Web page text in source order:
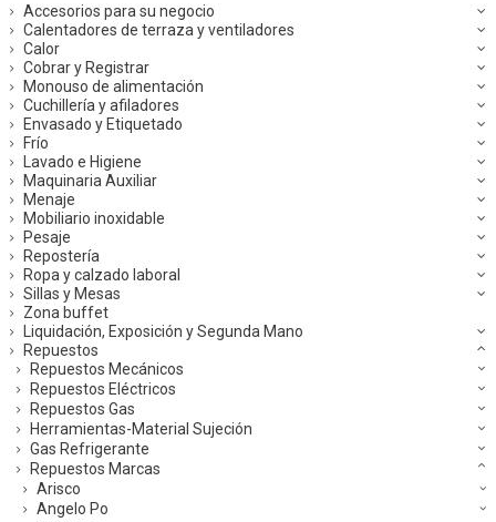
Accesorios para su negocio
Calentadores de terraza y ventiladores
Calor
Cobrar y Registrar
Monouso de alimentación
Cuchillería y afiladores
Envasado y Etiquetado
Frío
Lavado e Higiene
Maquinaria Auxiliar
Menaje
Mobiliario inoxidable
Pesaje
Repostería
Ropa y calzado laboral
Sillas y Mesas
Zona buffet
Liquidación, Exposición y Segunda Mano
Repuestos
Repuestos Mecánicos
Repuestos Eléctricos
Repuestos Gas
Herramientas-Material Sujeción
Gas Refrigerante
Repuestos Marcas
Arisco
Angelo Po